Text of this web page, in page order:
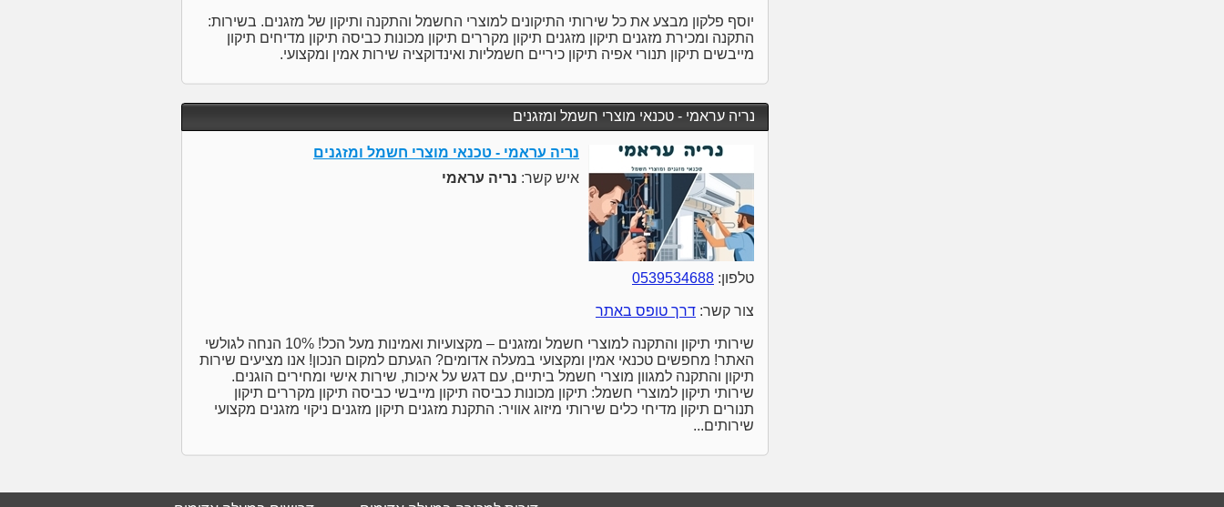
יוסף פלקון מבצע את כל שירותי התיקונים למוצרי החשמל והתקנה ותיקון של מזגנים. בשירות:
התקנה ומכירת מזגנים תיקון מזגנים תיקון מקררים תיקון מכונות כביסה תיקון מדיחים תיקון
מייבשים תיקון תנורי אפיה תיקון כיריים חשמליות ואינדוקציה שירות אמין ומקצועי.
נריה עראמי - טכנאי מוצרי חשמל ומזגנים
נריה עראמי - טכנאי מוצרי חשמל ומזגנים
איש קשר: נריה עראמי
טלפון: 0539534688
צור קשר: דרך טופס באתר
שירותי תיקון והתקנה למוצרי חשמל ומזגנים – מקצועיות ואמינות מעל הכל! 10% הנחה לגולשי
האתר! מחפשים טכנאי אמין ומקצועי במעלה אדומים? הגעתם למקום הנכון! אנו מציעים שירות
תיקון והתקנה למגוון מוצרי חשמל ביתיים, עם דגש על איכות, שירות אישי ומחירים הוגנים.
שירותי תיקון למוצרי חשמל: תיקון מכונות כביסה תיקון מייבשי כביסה תיקון מקררים תיקון
תנורים תיקון מדיחי כלים שירותי מיזוג אוויר: התקנת מזגנים תיקון מזגנים ניקוי מזגנים מקצועי
שירותים...